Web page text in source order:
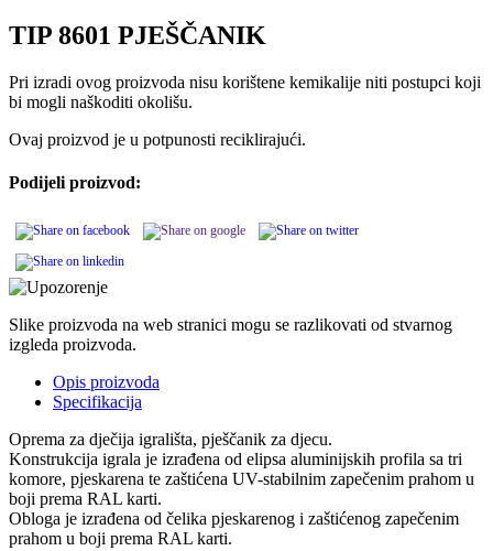
TIP 8601 PJEŠČANIK
Pri izradi ovog proizvoda nisu korištene kemikalije niti postupci koji
bi mogli naškoditi okolišu.
Ovaj proizvod je u potpunosti reciklirajući.
Podijeli proizvod:
Slike proizvoda na web stranici mogu se razlikovati od stvarnog
izgleda proizvoda.
Opis proizvoda
Specifikacija
Oprema za dječija igrališta, pješčanik za djecu.
Konstrukcija igrala je izrađena od elipsa aluminijskih profila sa tri
komore, pjeskarena te zaštićena UV-stabilnim zapečenim prahom u
boji prema RAL karti.
Obloga je izrađena od čelika pjeskarenog i zaštićenog zapečenim
prahom u boji prema RAL karti.